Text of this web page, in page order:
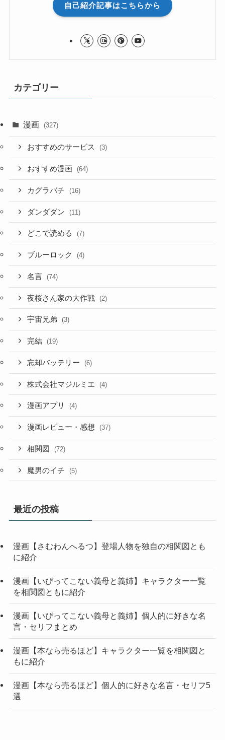
自己紹介記事はこちらから
カテゴリー
漫画 (327)
おすすめのサービス (3)
おすすめ漫画 (64)
カグラバチ (16)
ダンダダン (11)
どこで読める (7)
ブルーロック (4)
名言 (74)
夜桜さん家の大作戦 (2)
宇宙兄弟 (3)
完結 (19)
忘却バッテリー (6)
株式会社マジルミエ (4)
漫画アプリ (4)
漫画レビュー・感想 (37)
相関図 (72)
魔男のイチ (5)
最近の投稿
漫画【さむわんへるつ】登場人物を独自の相関図とも
に紹介
漫画【いびってこない義母と義姉】キャラクター一覧
を相関図ともに紹介
漫画【いびってこない義母と義姉】個人的に好きな名
言・セリフまとめ
漫画【本なら売るほど】キャラクター一覧を相関図と
もに紹介
漫画【本なら売るほど】個人的に好きな名言・セリフ5
選